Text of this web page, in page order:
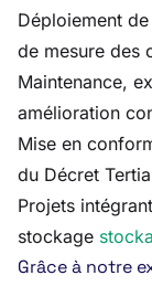
Déploiement
de mesure des
Maintenance,
amélioration
Mise en
du Décret
Projets intégrant
stockage
Grâce à notre